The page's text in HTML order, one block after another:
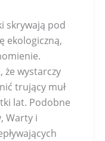
skrywają pod
ekologiczną,
że wystarczy
trujący muł
lat. Podobne
Warty i